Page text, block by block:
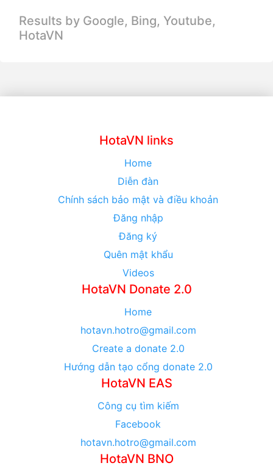
Results by Google, Bing, Youtube,
HotaVN
HotaVN links
Home
Diễn đàn
Chính sách bảo mật và điều khoản
Đăng nhập
Đăng ký
Quên mật khẩu
Videos
HotaVN Donate 2.0
Home
hotavn.hotro@gmail.com
Create a donate 2.0
Hướng dẫn tạo cổng donate 2.0
HotaVN EAS
Công cụ tìm kiếm
Facebook
hotavn.hotro@gmail.com
HotaVN BNO